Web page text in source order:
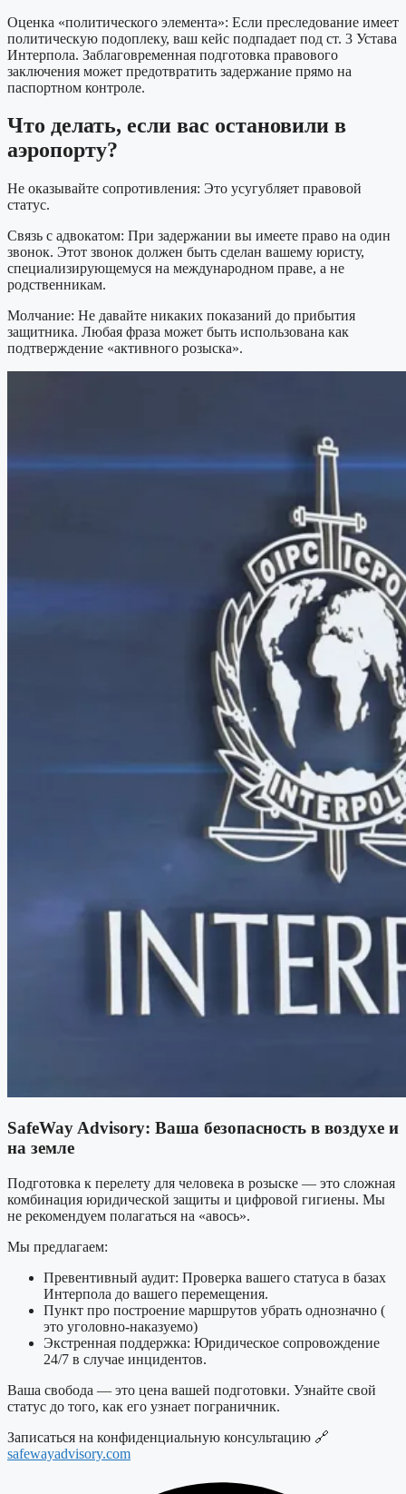
Оценка «политического элемента»: Если преследование имеет
политическую подоплеку, ваш кейс подпадает под ст. 3 Устава
Интерпола. Заблаговременная подготовка правового
заключения может предотвратить задержание прямо на
паспортном контроле.
Что делать, если вас остановили в
аэропорту?
Не оказывайте сопротивления: Это усугубляет правовой
статус.
Связь с адвокатом: При задержании вы имеете право на один
звонок. Этот звонок должен быть сделан вашему юристу,
специализирующемуся на международном праве, а не
родственникам.
Молчание: Не давайте никаких показаний до прибытия
защитника. Любая фраза может быть использована как
подтверждение «активного розыска».
SafeWay Advisory: Ваша безопасность в воздухе и
на земле
Подготовка к перелету для человека в розыске — это сложная
комбинация юридической защиты и цифровой гигиены. Мы
не рекомендуем полагаться на «авось».
Мы предлагаем:
Превентивный аудит: Проверка вашего статуса в базах
Интерпола до вашего перемещения.
Пункт про построение маршрутов убрать однозначно (
это уголовно-наказуемо)
Экстренная поддержка: Юридическое сопровождение
24/7 в случае инцидентов.
Ваша свобода — это цена вашей подготовки. Узнайте свой
статус до того, как его узнает пограничник.
Записаться на конфиденциальную консультацию 🔗
safewayadvisory.com